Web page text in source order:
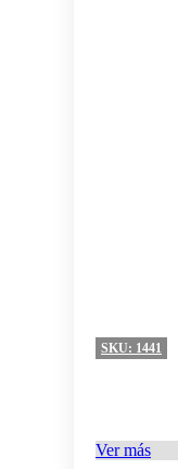
SKU: 1441
Ver más